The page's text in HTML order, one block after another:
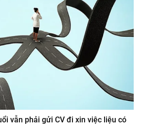
vẫn phải gửi CV đi xin việc liệu có